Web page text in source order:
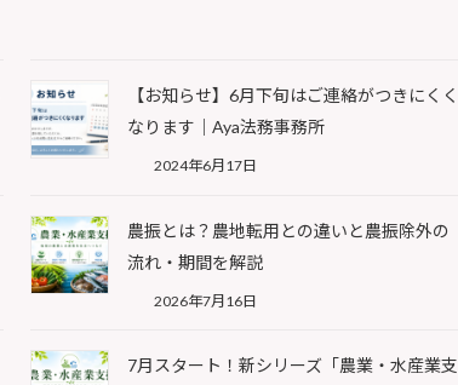
【お知らせ】6月下旬はご連絡がつきにくく
なります｜Aya法務事務所
2024年6月17日
農振とは？農地転用との違いと農振除外の
流れ・期間を解説
2026年7月16日
7月スタート！新シリーズ「農業・水産業支